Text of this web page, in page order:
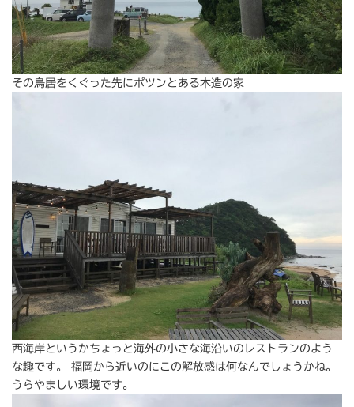
その鳥居をくぐった先にポツンとある木造の家
西海岸というかちょっと海外の小さな海沿いのレストランのよう
な趣です。 福岡から近いのにこの解放感は何なんでしょうかね。
うらやましい環境です。